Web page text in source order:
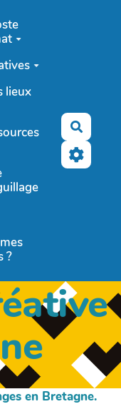
lieux
?
en Bretagne.